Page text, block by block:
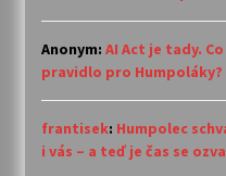
Anonym: AI Act je tady.
pravidlo pro Humpoláky?
frantisek: Humpolec
i vás – a teď je čas se